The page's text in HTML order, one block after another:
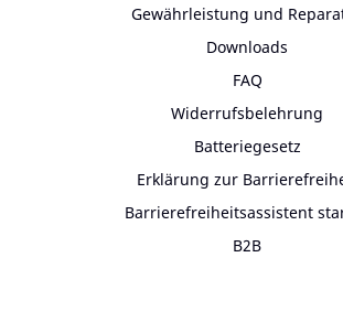
Gewährleistung und
Downloads
FAQ
Widerrufsbelehrung
Batteriegesetz
Erklärung zur
Barrierefreiheitsassistent
B2B